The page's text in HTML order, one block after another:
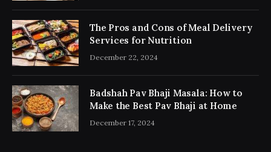
The Pros and Cons of Meal Delivery
Services for Nutrition
December 22, 2024
Badshah Pav Bhaji Masala: How to
Make the Best Pav Bhaji at Home
December 17, 2024